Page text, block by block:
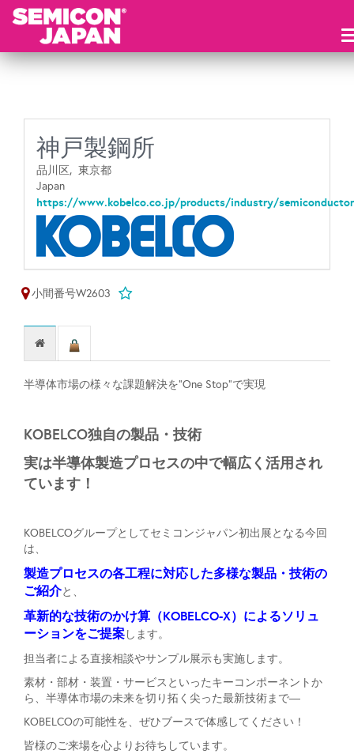
神戸製鋼所
品川区, 東京都
Japan
https://www.kobelco.co.jp/products/industry/
小間番号W2603
半導体市場の様々な課題解決を“One Stop”で実現
KOBELCO独自の製品・技術
実は半導体製造プロセスの中で幅広く活用され
ています！
KOBELCOグループとしてセミコンジャパン初出展となる今回
は、
製造プロセスの各工程に対応した多様な製品・技術の
ご紹介と、
革新的な技術のかけ算（KOBELCO-X）によるソリュ
ーションをご提案します。
担当者による直接相談やサンプル展示も実施します。
素材・部材・装置・サービスといったキーコンポーネントか
ら、半導体市場の未来を切り拓く尖った最新技術まで―
KOBELCOの可能性を、ぜひブースで体感してください！
皆様のご来場を心よりお待ちしています。